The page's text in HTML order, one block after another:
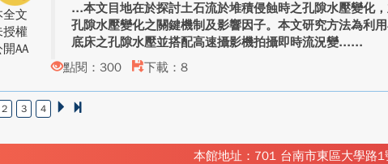
全文
授權
AA
本文目地在於探討土石流於堆積侵蝕時之孔隙水壓變化
孔隙水壓變化之關鍵機制及影響因子。本文研究方法為利
底床之孔隙水壓並搭配高速攝影機拍攝即時流況變...
點閱：300
下載：8
2 3 4
本館地址：701 台南市東區大學路1